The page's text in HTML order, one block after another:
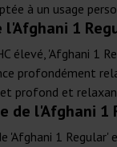
à un usage
l'Afghani 1
élevé, 'Afghani 1
profondément
profond et
de l'Afghani 1
'Afghani 1